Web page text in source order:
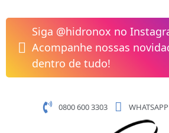
para
conteúdo
Siga @hidronox no
Acompanhe nossas
dentro de tudo!
0800 600 3303